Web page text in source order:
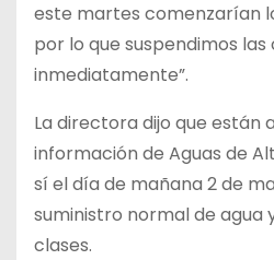
este martes comenzarían
por lo que suspendimos las
inmediatamente”.
La directora dijo que están
información de Aguas de
sí el día de mañana 2 de
suministro normal de agua
clases.